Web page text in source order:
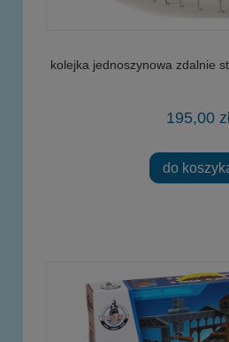
kolejka jednoszynowa zdalnie
195,00
do